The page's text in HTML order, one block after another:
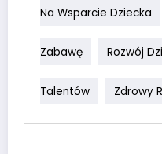
Na Wsparcie Dziecka
Zabawę Rozwój
Talentów Zdrowy